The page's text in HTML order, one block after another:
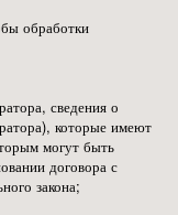
обработки
сведения о
которые имеют
могут быть
договора с
закона;